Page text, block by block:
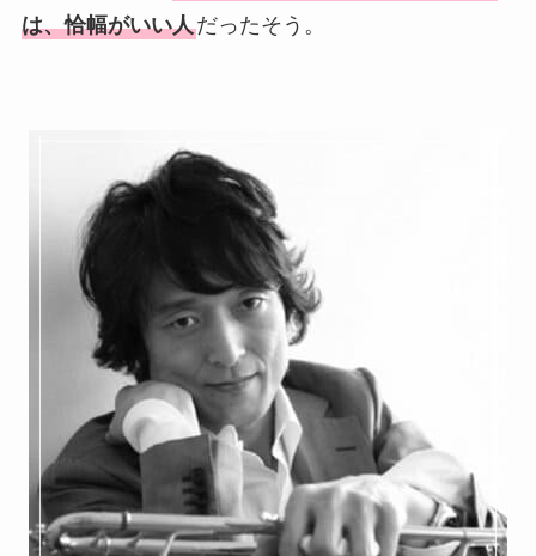
は、恰幅がいい人だったそう。